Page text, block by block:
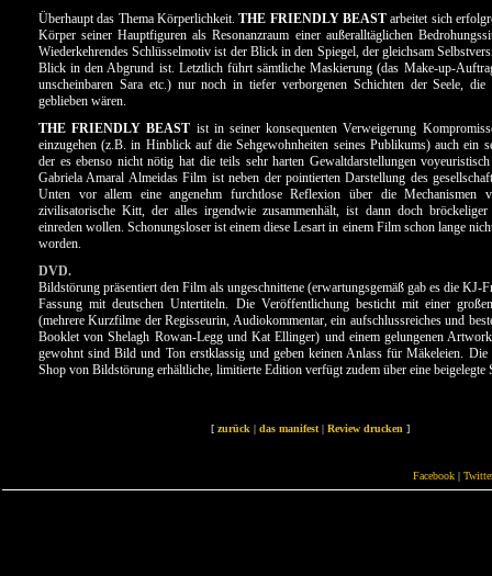
Überhaupt das Thema Körperlichkeit.THE FRIENDLY BEAST arbeitet sich
Körper seiner Hauptfiguren als Resonanzraum einer außeralltäglichen
Wiederkehrendes Schlüsselmotiv ist der Blick in den Spiegel, der gleichsam
Blick in den Abgrund ist. Letztlich führt sämtliche Maskierung (das Make-up-
unscheinbaren Sara etc.) nur noch in tiefer verborgenen Schichten der Seele, die
geblieben wären.
THE FRIENDLY BEAST ist in seiner konsequenten Verweigerung
einzugehen (z.B. in Hinblick auf die Sehgewohnheiten seines Publikums) auch ein
der es ebenso nicht nötig hat die teils sehr harten Gewaltdarstellungen voyeuristisch
Gabriela Amaral Almeidas Film ist neben der pointierten Darstellung des
Unten vor allem eine angenehm furchtlose Reflexion über die Mechanismen
zivilisatorische Kitt, der alles irgendwie zusammenhält, ist dann doch
einreden wollen. Schonungsloser ist einem diese Lesart in einem Film schon lange
worden.
DVD.
Bildstörung präsentiert den Film als ungeschnittene (erwartungsgemäß gab es die KJ-
Fassung mit deutschen Untertiteln. Die Veröffentlichung besticht mit einer
(mehrere Kurzfilme der Regisseurin, Audiokommentar, ein aufschlussreiches und
Booklet von Shelagh Rowan-Legg und Kat Ellinger) und einem gelungenen
gewohnt sind Bild und Ton erstklassig und geben keinen Anlass für Mäkeleien. Die
Shop von Bildstörung erhältliche, limitierte Edition verfügt zudem über eine beigelegte
[ zurück | das manifest | Review drucken ]
Facebook |